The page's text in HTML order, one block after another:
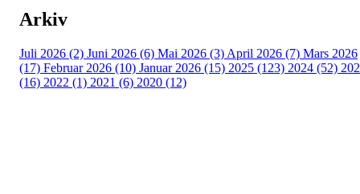
Arkiv
Juli 2026 (2) Juni 2026 (6) Mai 2026 (3) April 2026 (7) Mars 2026
(17) Februar 2026 (10) Januar 2026 (15) 2025 (123) 2024 (52)
(16) 2022 (1) 2021 (6) 2020 (12)